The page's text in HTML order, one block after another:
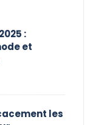
:
et
les